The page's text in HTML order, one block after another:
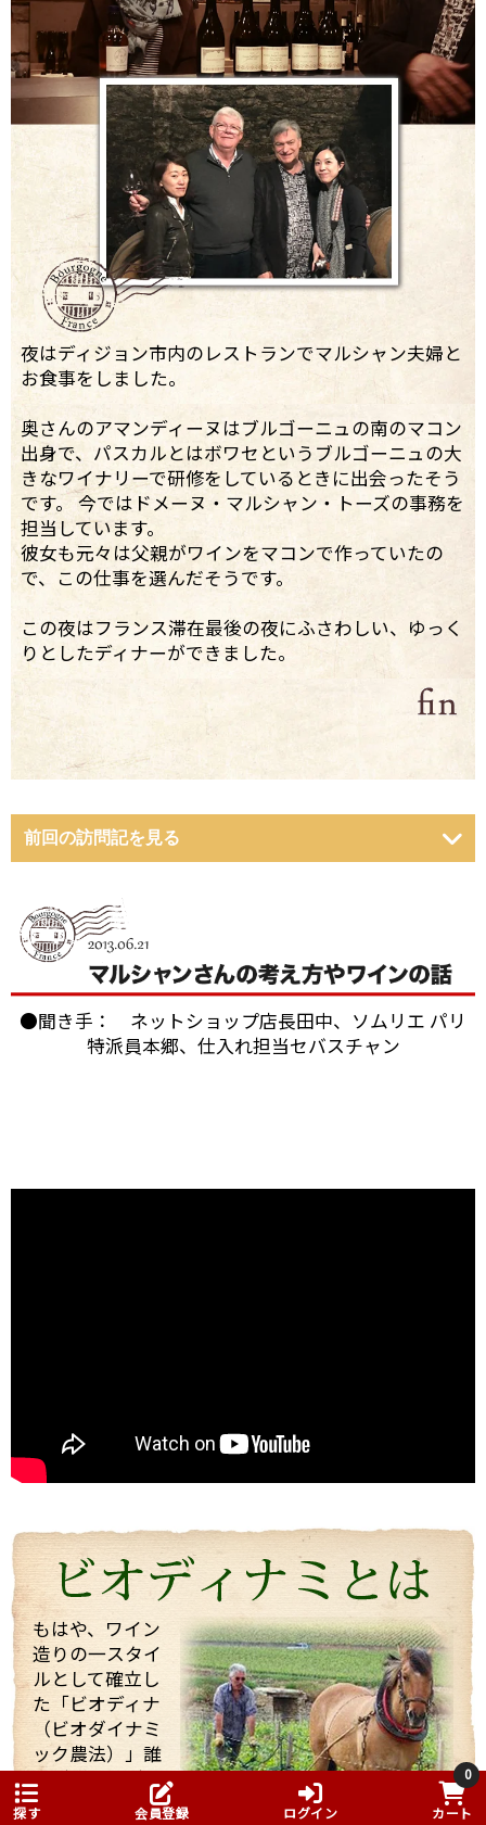
夜はディジョン市内のレストランでマルシャン夫婦と
お食事をしました。
奥さんのアマンディーヌはブルゴーニュの南のマコン
出身で、パスカルとはボワセというブルゴーニュの大
きなワイナリーで研修をしているときに出会ったそう
です。 今ではドメーヌ・マルシャン・トーズの事務を
担当しています。
彼女も元々は父親がワインをマコンで作っていたの
で、この仕事を選んだそうです。
この夜はフランス滞在最後の夜にふさわしい、ゆっく
りとしたディナーができました。
前回の訪問記を見る
ワイン醸造に対する自身のフィロソフィ（哲学）を強
く持った志の高い醸造家でした。
今回は、他のお客様もいらっしゃりとても忙しい中私
くれました。 途中で「もう大丈夫ですよ・・・」と言
っても、「これを飲んでくれ」と、どんどんいろいろ
なワインを持ってきてくれてワインや畑や自分の考え
などたくさん話していただきました！
そんな訪問の様子を一部まとめしたのでご覧くださ
い。 また動画も撮影したものをほんの少しまとめまし
たのでご一緒にどうぞ。 少しでもマルシャンの熱い思
いが伝わればいいなと思っています。
●聞き手： ネットショップ店長田中、ソムリエ パリ
特派員本郷、仕入れ担当セバスチャン
もはや、ワイン
造りの一スタイ
ルとして確立し
た「ビオディナ
（ビオダイナミ
ック農法）」誰
もが飲みたが
る、ドメーヌ・
探す 会員登録 ログイン
0
カート